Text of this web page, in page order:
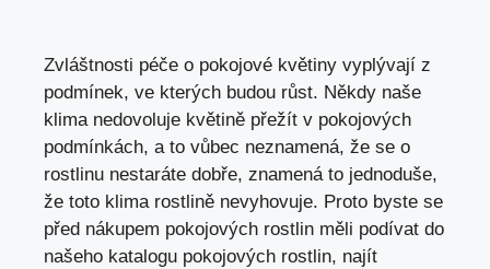
Zvláštnosti péče o pokojové květiny vyplývají z
podmínek, ve kterých budou růst. Někdy naše
klima nedovoluje květině přežít v pokojových
podmínkách, a to vůbec neznamená, že se o
rostlinu nestaráte dobře, znamená to jednoduše,
že toto klima rostlině nevyhovuje. Proto byste se
před nákupem pokojových rostlin měli podívat do
našeho katalogu pokojových rostlin, najít